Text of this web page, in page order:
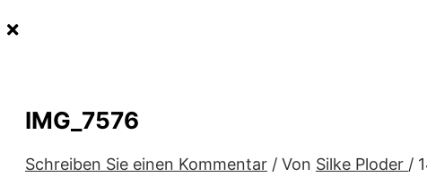
IMG_7576
Schreiben Sie einen Kommentar / Von Silke Ploder /